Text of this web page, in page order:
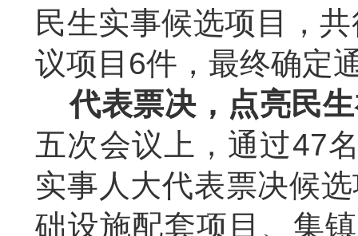
民生实事候选项目，
议项目 6件，最终确定
代表票决，点亮民
五次会议上，通过47
实事人大代表票决候
础设施配套项目、集